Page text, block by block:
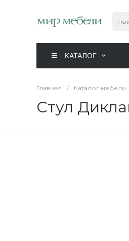
КАТАЛОГ
Главная / Каталог мебели
Стул